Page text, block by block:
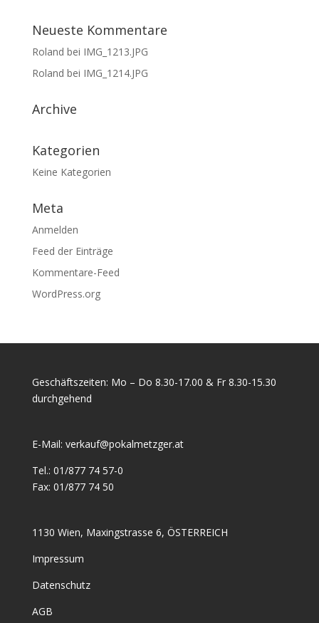
Neueste Kommentare
Roland bei IMG_1213.JPG
Roland bei IMG_1214.JPG
Archive
Kategorien
Keine Kategorien
Meta
Anmelden
Feed der Einträge
Kommentare-Feed
WordPress.org
Geschäftszeiten: Mo – Do 8.30-17.00 & Fr 8.30-15.30
durchgehend
E-Mail: verkauf@pokalmetzger.at
Tel.: 01/877 74 57-0
Fax: 01/877 74 50
1130 Wien, Maxingstrasse 6, ÖSTERREICH
Impressum
Datenschutz
AGB